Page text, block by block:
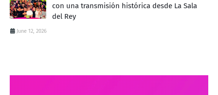
con una transmisión histórica desde La Sala
del Rey
June 12, 2026